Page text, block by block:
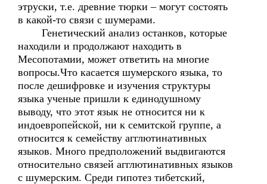
этруски, т.е. древние тюрки – могут состоять
в какой-то связи с шумерами.
Генетический анализ останков, которые
находили и продолжают находить в
Месопотамии, может ответить на многие
вопросы.Что касается шумерского языка, то
после дешифровке и изучения структуры
языка ученые пришли к единодушному
выводу, что этот язык не относится ни к
индоевропейской, ни к семитской группе, а
относится к семейству агглютинативных
языков. Много предположений выдвигаются
относительно связей агглютинативных языков
с шумерским. Среди гипотез тибетский,